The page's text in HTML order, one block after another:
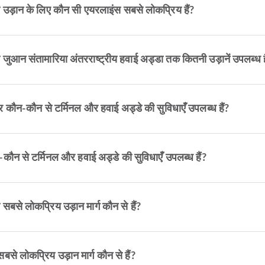
उड़ान के लिए कौन सी एयरलाइंस सबसे लोकप्रिय हैं?
जुआन संतामारिया अंतरराष्ट्रीय हवाई अड्डा तक कितनी उड़ानें उपलब्ध
कौन-कौन से टर्मिनल और हवाई अड्डे की सुविधाएँ उपलब्ध हैं?
कौन से टर्मिनल और हवाई अड्डे की सुविधाएँ उपलब्ध हैं?
सबसे लोकप्रिय उड़ान मार्ग कौन से हैं?
लोकप्रिय उड़ान मार्ग कौन से हैं?